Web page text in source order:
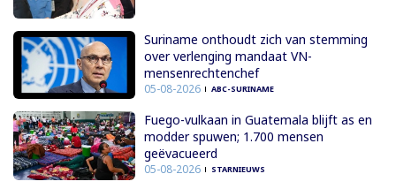
Suriname onthoudt zich van stemming
over verlenging mandaat VN-
mensenrechtenchef
05-08-2026 ABC-SURINAME
Fuego-vulkaan in Guatemala blijft as en
modder spuwen; 1.700 mensen
geëvacueerd
05-08-2026 STARNIEUWS